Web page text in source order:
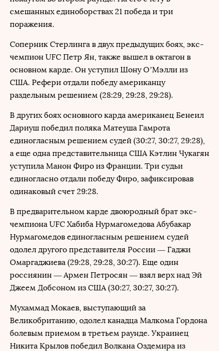
смешанных единоборствах 21 победа и три
поражения.
Соперник Стерлинга в двух предыдущих боях, экс-
чемпион UFC Петр Ян, также вышел в октагон в
основном карде. Он уступил Шону О’Мэлли из
США. Рефери отдали победу американцу
раздельным решением (28:29, 29:28, 29:28).
В других боях основного карда американец Бенеил
Дариуш победил поляка Матеуша Гамрота
единогласным решением судей (30:27, 30:27, 29:28),
а еще одна представительница США Кэтлин Чукагян
уступила Манон Фиро из Франции. Три судьи
единогласно отдали победу Фиро, зафиксировав
одинаковый счет 29:28.
В предварительном карде двоюродный брат экс-
чемпиона UFC Хабиба Нурмагомедова Абубакар
Нурмагомедов единогласным решением судей
одолел другого представителя России — Гаджи
Омаргаджиева (29:28, 29:28, 30:27). Еще один
россиянин — Армен Петросян — взял верх над Эй
Джеем Добсоном из США (30:27, 30:27, 30:27).
Мухаммад Мокаев, выступающий за
Великобританию, одолел канадца Малкома Гордона
болевым приемом в третьем раунде. Украинец
Никита Крылов победил Волкана Оздемира из